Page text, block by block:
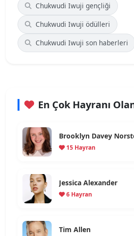
Chukwudi Iwuji gençliği
Chukwudi Iwuji ödülleri
Chukwudi Iwuji son haberleri
En Çok Hayranı
Brooklyn Davey
15 Hayran
Jessica Alexander
6 Hayran
Tim Allen